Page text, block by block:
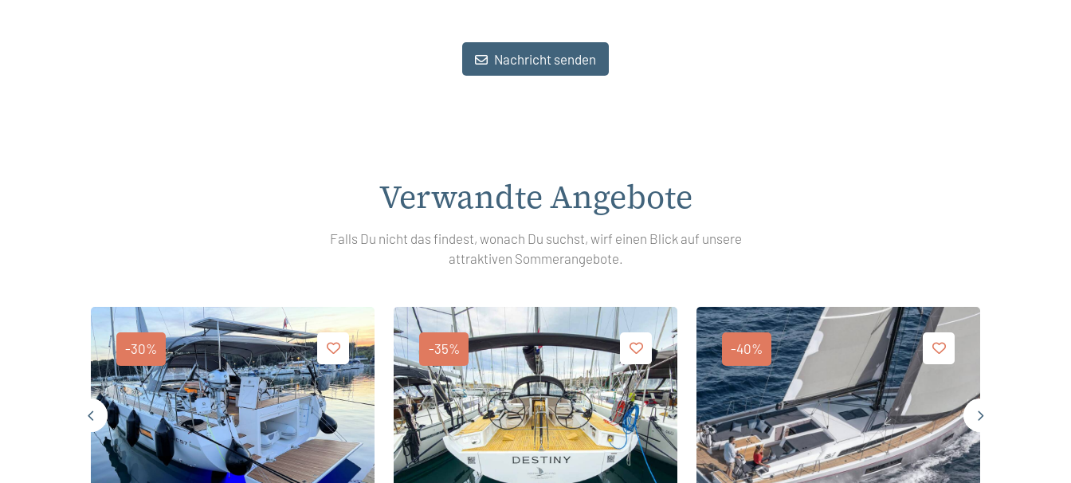
Nachricht senden
Verwandte Angebote
Falls Du nicht das findest, wonach Du suchst, wirf einen Blick auf unsere
attraktiven Sommerangebote.
-30% -35% -40%